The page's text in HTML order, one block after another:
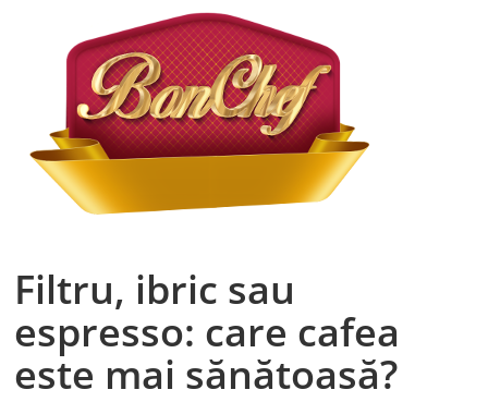
Filtru, ibric sau
espresso: care cafea
este mai sănătoasă?